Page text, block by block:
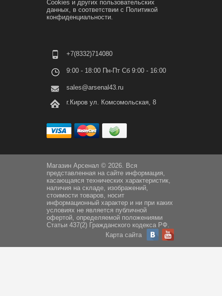
Cookies и других пользовательских
данных, в соответствии с Политикой
конфиденциальности.
+7(8332)714080
9:00 - 18:00 Пн-Пт Сб 9:00 - 16:00
sales@arsenal43.ru
г.Киров ул. Комсомольская, 8
Магазин Арсенал © 2026. Вся
представленная на сайте информация,
касающаяся технических характеристик,
наличия на складе, изображений,
стоимости товаров, носит
информационный характер и ни при каких
условиях не является публичной
офертой, определяемой положениями
Статьи 437(2) Гражданского кодекса РФ.
Карта сайта